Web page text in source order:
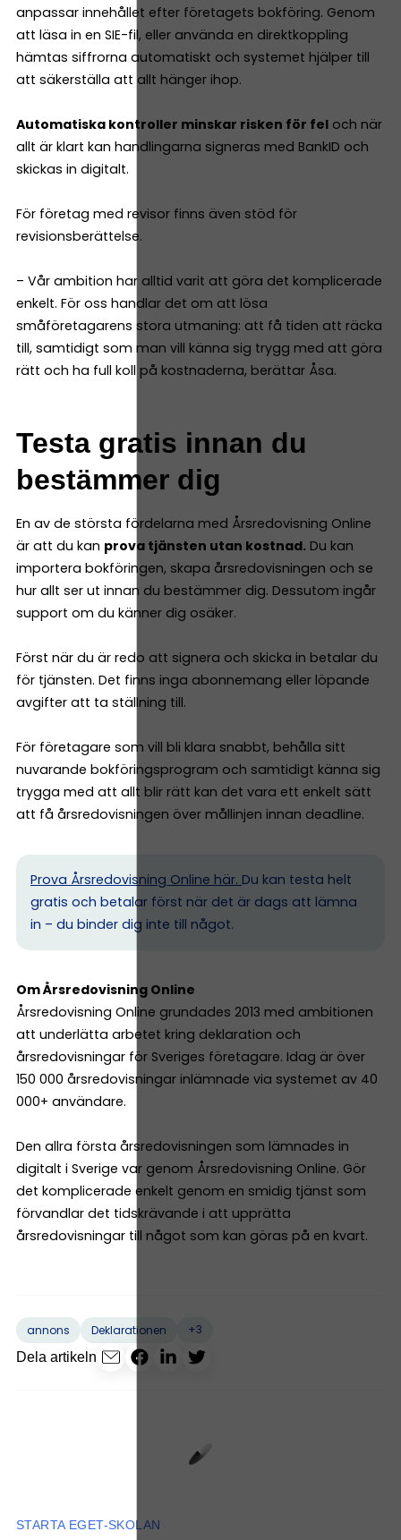
anpassar innehållet efter företagets bokföring. Genom
att läsa in en SIE-fil, eller använda en direktkoppling
hämtas siffrorna automatiskt och systemet hjälper till
att säkerställa att allt hänger ihop.
Automatiska kontroller minskar risken för fel och när
allt är klart kan handlingarna signeras med BankID och
skickas in digitalt.
För företag med revisor finns även stöd för
revisionsberättelse.
– Vår ambition har alltid varit att göra det komplicerade
enkelt. För oss handlar det om att lösa
småföretagarens stora utmaning: att få tiden att räcka
till, samtidigt som man vill känna sig trygg med att göra
rätt och ha full koll på kostnaderna, berättar Åsa.
Testa gratis innan du
bestämmer dig
En av de största fördelarna med Årsredovisning Online
är att du kan prova tjänsten utan kostnad. Du kan
importera bokföringen, skapa årsredovisningen och se
hur allt ser ut innan du bestämmer dig. Dessutom ingår
support om du känner dig osäker.
Först när du är redo att signera och skicka in betalar du
för tjänsten. Det finns inga abonnemang eller löpande
avgifter att ta ställning till.
För företagare som vill bli klara snabbt, behålla sitt
nuvarande bokföringsprogram och samtidigt känna sig
trygga med att allt blir rätt kan det vara ett enkelt sätt
att få årsredovisningen över mållinjen innan deadline.
Prova Årsredovisning Online här. Du kan testa helt
gratis och betalar först när det är dags att lämna
in – du binder dig inte till något.
Om Årsredovisning Online
Årsredovisning Online grundades 2013 med ambitionen
att underlätta arbetet kring deklaration och
årsredovisningar för Sveriges företagare. Idag är över
150 000 årsredovisningar inlämnade via systemet av 40
000+ användare.
Den allra första årsredovisningen som lämnades in
digitalt i Sverige var genom Årsredovisning Online. Gör
det komplicerade enkelt genom en smidig tjänst som
förvandlar det tidskrävande i att upprätta
årsredovisningar till något som kan göras på en kvart.
annons Deklarationen
+3
Dela artikeln
STARTA EGET-SKOLAN